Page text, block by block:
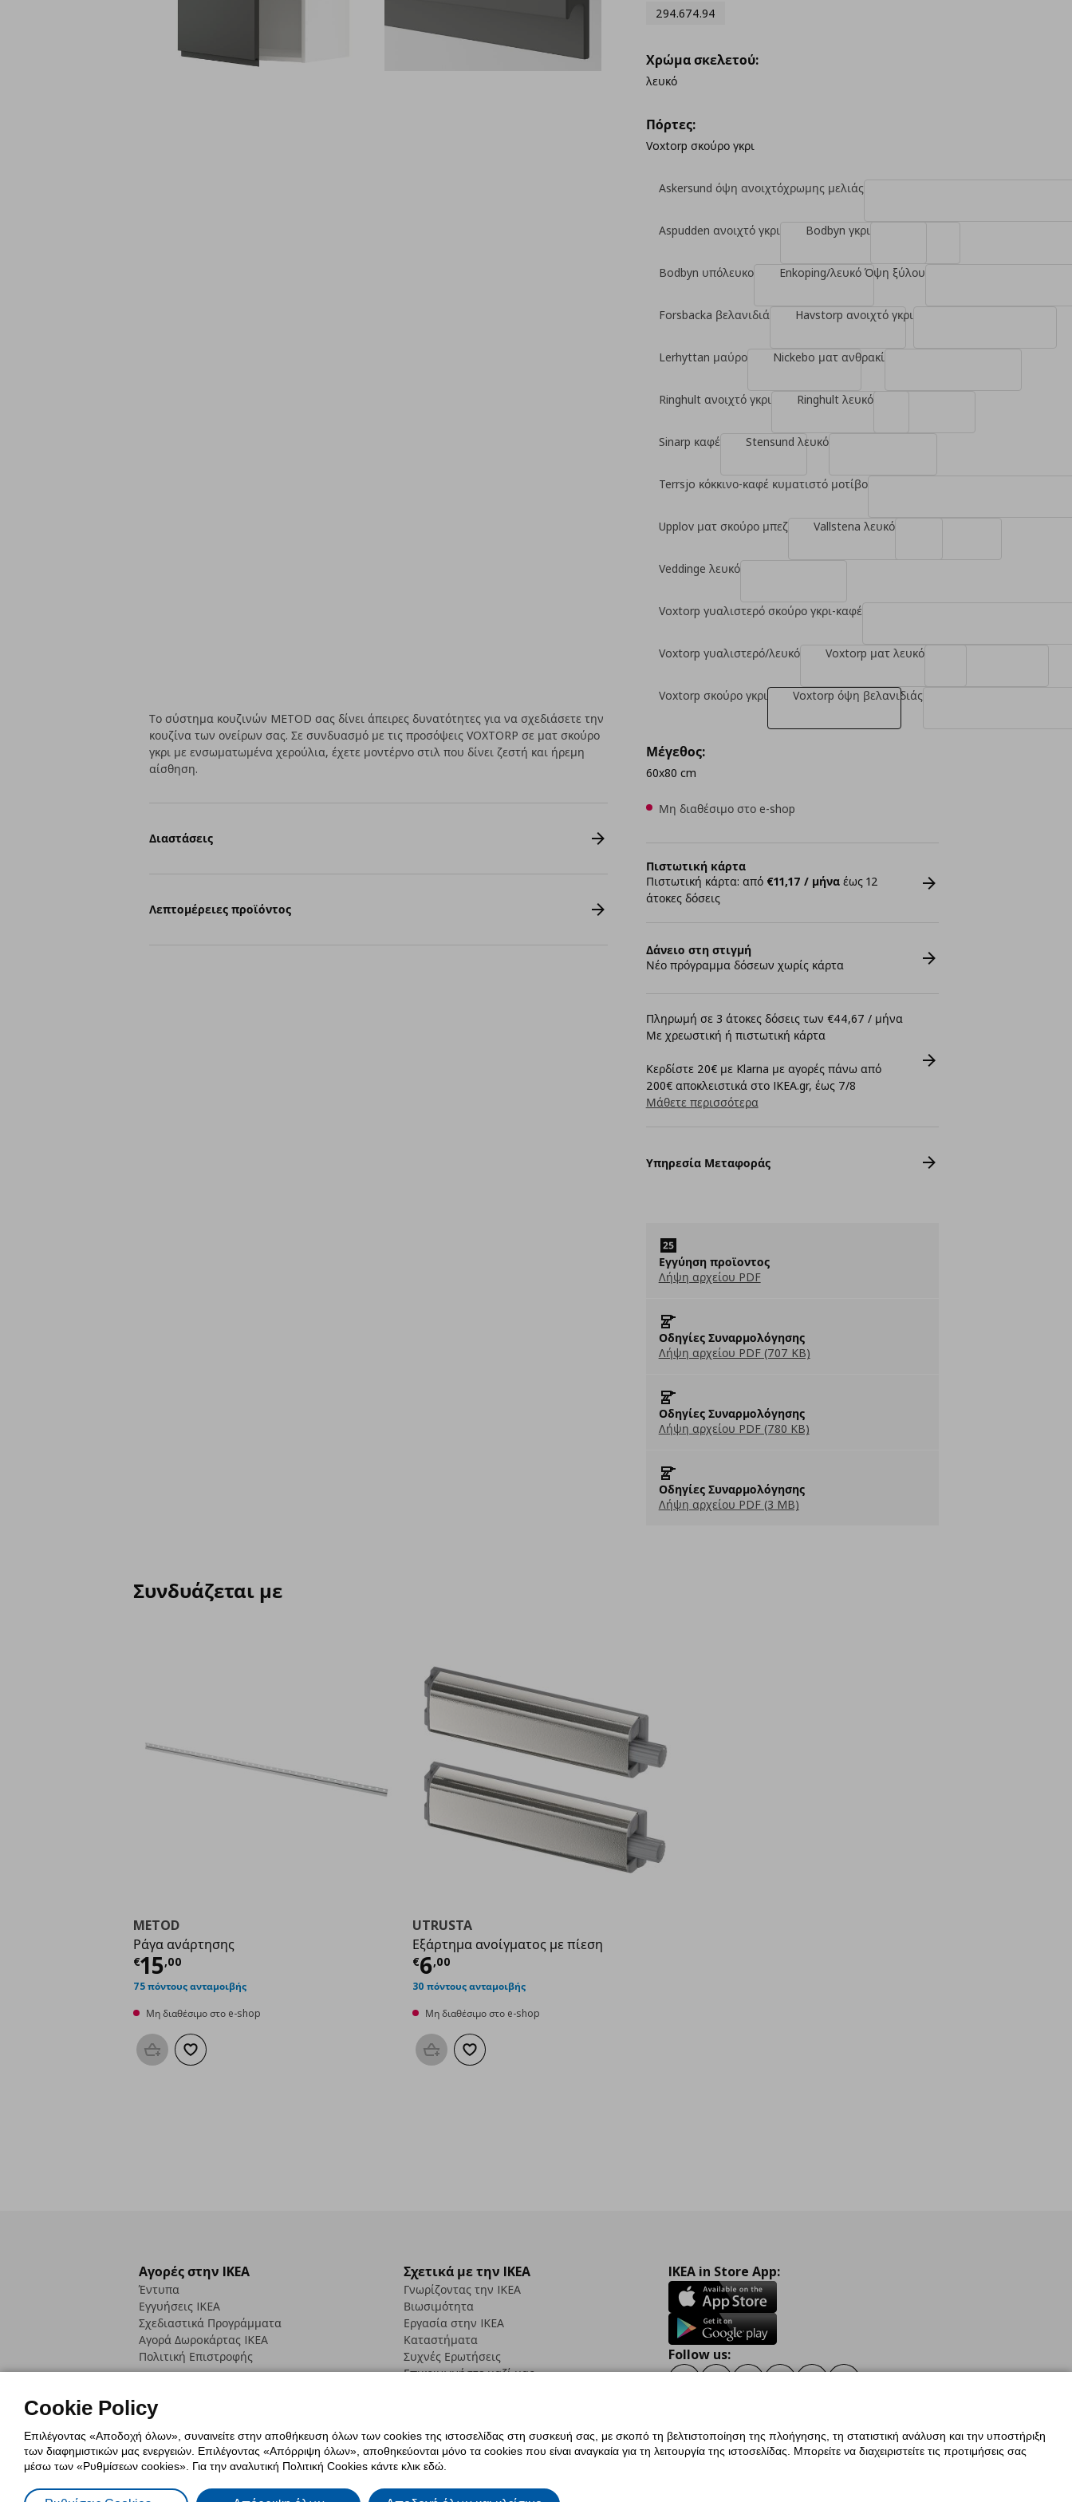
294.674.94
Χρώμα σκελετού:
λευκό
Πόρτες:
Voxtorp σκούρο γκρι
Askersund όψη ανοιχτόχρωμης μελιάς
Aspudden ανοιχτό γκρι Bodbyn γκρι
Bodbyn υπόλευκο Enkoping/λευκό Όψη ξύλου
Forsbacka βελανιδιά Havstorp ανοιχτό γκρι
Lerhyttan μαύρο Nickebo ματ ανθρακί
Ringhult ανοιχτό γκρι Ringhult λευκό
Sinarp καφέ Stensund λευκό
Terrsjo κόκκινο-καφέ κυματιστό μοτίβο
Upplov ματ σκούρο μπεζ Vallstena λευκό
Veddinge λευκό
Voxtorp γυαλιστερό σκούρο γκρι-καφέ
Voxtorp γυαλιστερό/λευκό Voxtorp ματ λευκό
Voxtorp σκούρο γκρι Voxtorp όψη βελανιδιάς
Μέγεθος:
60x80 cm
Μη διαθέσιμο στο e-shop
Πιστωτική κάρτα
Πιστωτική κάρτα: από €11,17 / μήναέως 12
άτοκες δόσεις
Δάνειο στη στιγμή
Νέο πρόγραμμα δόσεων χωρίς κάρτα
Πληρωμή σε 3 άτοκες δόσεις των €44,67 / μήνα
Με χρεωστική ή πιστωτική κάρτα
Κερδίστε 20€ με Klarna με αγορές πάνω από
200€ αποκλειστικά στο IKEA.gr, έως 7/8
Μάθετε περισσότερα
Υπηρεσία Μεταφοράς
Εγγύηση προϊοντος
Λήψη αρχείου PDF
Οδηγίες Συναρμολόγησης
Λήψη αρχείου PDF (707 KB)
Οδηγίες Συναρμολόγησης
Λήψη αρχείου PDF (780 KB)
Οδηγίες Συναρμολόγησης
Λήψη αρχείου PDF (3 MB)
Το σύστημα κουζινών METOD σας δίνει άπειρες δυνατότητες για να σχεδιάσετε την
κουζίνα των ονείρων σας. Σε συνδυασμό με τις προσόψεις VOXTORP σε ματ σκούρο
γκρι με ενσωματωμένα χερούλια, έχετε μοντέρνο στιλ που δίνει ζεστή και ήρεμη
αίσθηση.
Διαστάσεις
Λεπτομέρειες προϊόντος
Συνδυάζεται με
METOD
Ράγα ανάρτησης
€15,00
Τρέχουσα τιμή
75 πόντους ανταμοιβής
Μη διαθέσιμο στο e-shop
Προσθήκη στο καλάθι
Προσθήκη στα αγαπημένα
UTRUSTA
Εξάρτημα ανοίγματος με πίεση
€6,00
Τρέχουσα τιμή
30 πόντους ανταμοιβής
Μη διαθέσιμο στο e-shop
Προσθήκη στο καλάθι
Προσθήκη στα αγαπημένα
Αγορές στην IKEA
Έντυπα
Εγγυήσεις IKEA
Σχεδιαστικά Προγράμματα
Αγορά Δωρoκάρτας IKEA
Πολιτική Επιστροφής
Σχετικά με την IKEA
Γνωρίζοντας την IKEA
Βιωσιμότητα
Εργασία στην IKEA
Καταστήματα
Συχνές Ερωτήσεις
Επικοινωνήστε μαζί μας
IKEA in Store App:
Follow us:
Πολιτική Cookies Δήλωση ψηφιακής προσβασιμότητας
Γενική Πολιτική Προσωπικών Δεδομένων
Cookie Policy
Επιλέγοντας «Αποδοχή όλων», συναινείτε στην αποθήκευση όλων των cookies της ιστοσελίδας στη συσκευή σας, με σκοπό τη βελτιστοποίηση της πλοήγησης, τη στατιστική ανάλυση και την υποστήριξη
των διαφημιστικών μας ενεργειών. Επιλέγοντας «Απόρριψη όλων», αποθηκεύονται μόνο τα cookies που είναι αναγκαία για τη λειτουργία της ιστοσελίδας. Μπορείτε να διαχειριστείτε τις προτιμήσεις σας
μέσω των «Ρυθμίσεων cookies». Για την αναλυτική Πολιτική Cookies κάντε κλικ εδώ.